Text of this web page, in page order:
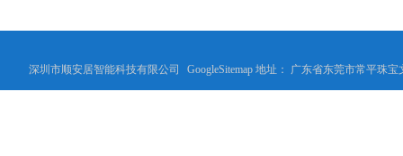
深圳市顺安居智能科技有限公司 GoogleSitemap地址： 广东省东莞市常平珠宝